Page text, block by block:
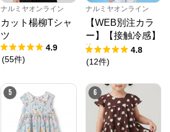
ナルミヤオンライン
カット楊柳Tシャ
ツ
4.9
(55件)
ナルミヤオンライン
【WEB別注カラ
ー】【接触冷感】
海のいきものアッ
プリケ半袖Tシャ
4.8
(12件)
5 6